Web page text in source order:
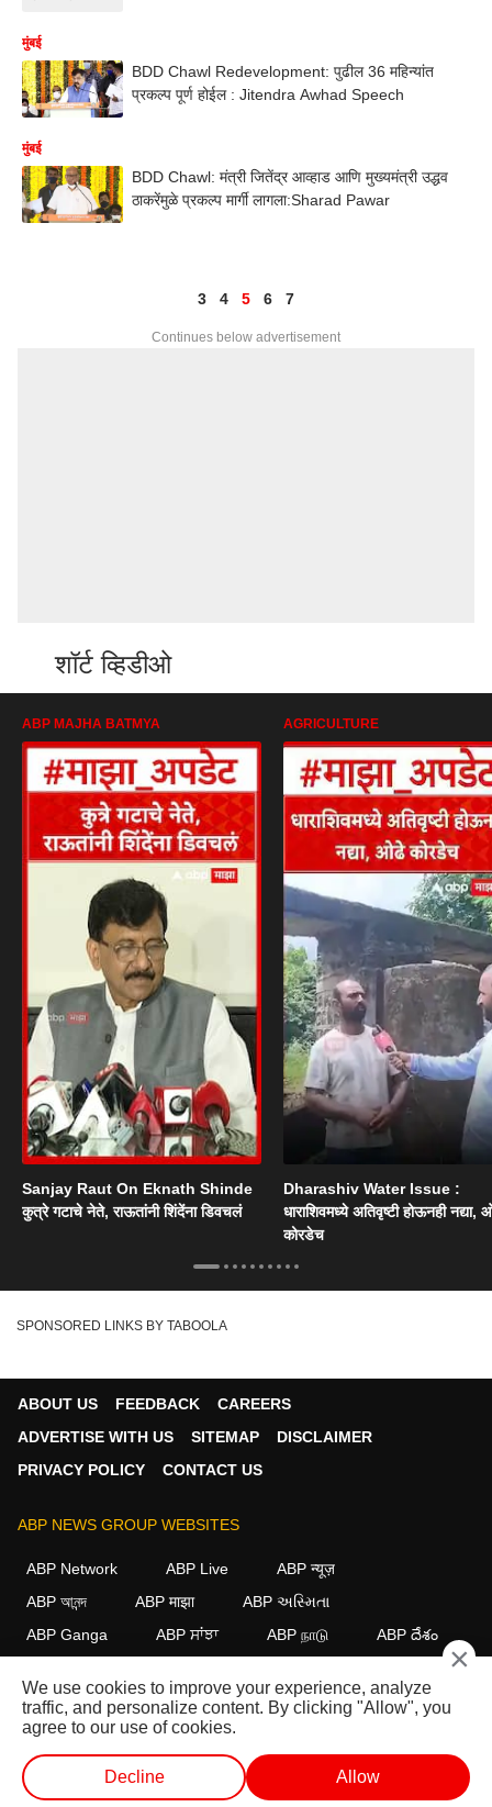
मुंबई
BDD Chawl Redevelopment: पुढील 36 महिन्यांत
प्रकल्प पूर्ण होईल : Jitendra Awhad Speech
मुंबई
BDD Chawl: मंत्री जितेंद्र आव्हाड आणि मुख्यमंत्री उद्धव
ठाकरेंमुळे प्रकल्प मार्गी लागला:Sharad Pawar
3 4 5 6 7
Continues below advertisement
शॉर्ट व्हिडीओ
ABP MAJHA BATMYA
Sanjay Raut On Eknath Shinde
कुत्रे गटाचे नेते, राऊतांनी शिंदेंना डिवचलं
AGRICULTURE
Dharashiv Water Issue :
धाराशिवमध्ये अतिवृष्टी होऊनही नद्या,
कोरडेच
SPONSORED LINKS BY TABOOLA
ABOUT US FEEDBACK
CAREERS
ADVERTISE WITH US
SITEMAP
DISCLAIMER
PRIVACY POLICY
CONTACT US
ABP NEWS GROUP WEBSITES
ABP Network ABP Live
ABP न्यूज़
ABP আনন্দ
ABP माझा
ABP અસ્મિતા
ABP Ganga
ABP ਸਾਂਝਾ ABP நாடு ABP దేశం
FOLLOW US
This website follows the DNPA Code of Ethics.
Copyright@2026.
All rights reserved.
×
We use cookies to improve your experience, analyze
traffic, and personalize content. By clicking "Allow", you
agree to our use of cookies.
Decline Allow